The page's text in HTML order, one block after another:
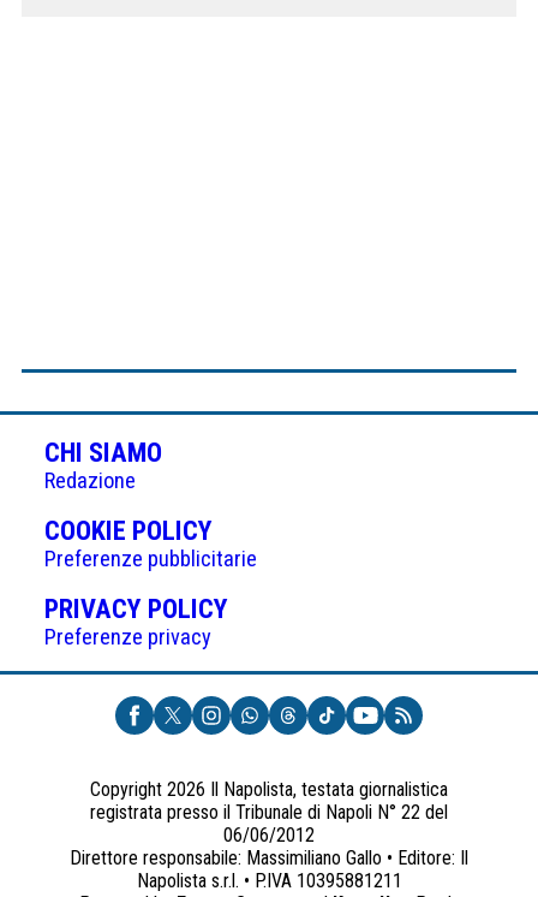
CHI SIAMO
Redazione
COOKIE POLICY(APRE
IN
UNA
NUOVA
Preferenze pubblicitarie
PRIVACY POLICY(APRE
UNA
NUOVA
SCHEDA)
Preferenze privacy
Copyright 2026 Il Napolista, testata giornalistica
registrata presso il Tribunale di Napoli N° 22 del
06/06/2012
Direttore responsabile: Massimiliano Gallo • Editore: Il
Napolista s.r.l. • P.IVA 10395881211